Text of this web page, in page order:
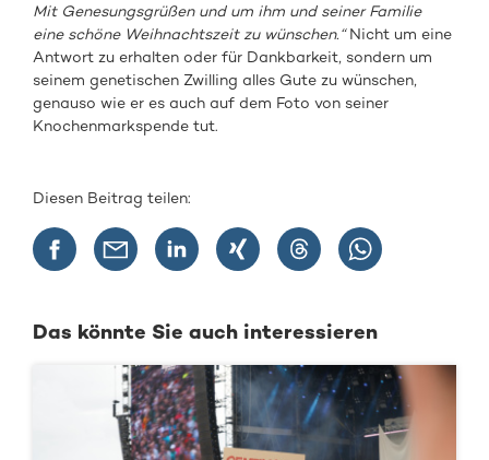
Mit Genesungsgrüßen und um ihm und seiner Familie
eine schöne Weihnachtszeit zu wünschen.“Nicht um eine
Antwort zu erhalten oder für Dankbarkeit, sondern um
seinem genetischen Zwilling alles Gute zu wünschen,
genauso wie er es auch auf dem Foto von seiner
Knochenmarkspende tut.
Diesen Beitrag teilen:
Das könnte Sie auch interessieren